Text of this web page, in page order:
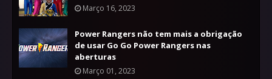
Março 16, 2023
Power Rangers não tem mais a obrigação
de usar Go Go Power Rangers nas
aberturas
Março 01, 2023